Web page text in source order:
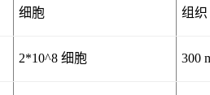
细胞 组织
2*10^8 细胞 300